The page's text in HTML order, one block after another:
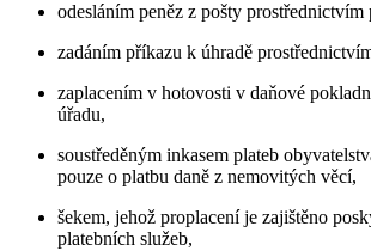
odesláním peněz z pošty
zadáním příkazu k úhradě
zaplacením v hotovosti v daňové
úřadu,
soustředěným inkasem plateb
pouze o platbu daně z nemovitých věcí,
šekem, jehož proplacení je zajištěno
platebních služeb,